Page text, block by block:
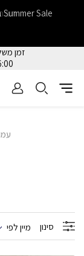
זמן משלוח עד 5 ימי
16:00 *למוצרים
רוב
Summer Sale ב-Sheepy כל האתר עם פריט שני ב-40% הנחה
סינון מיין לפי